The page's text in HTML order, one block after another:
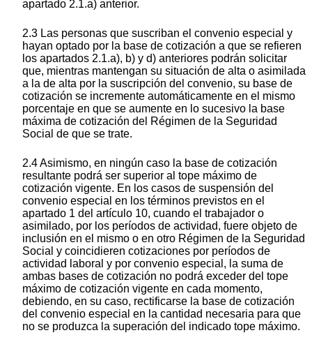
apartado 2.1.a) anterior.
2.3 Las personas que suscriban el convenio especial y
hayan optado por la base de cotización a que se refieren
los apartados 2.1.a), b) y d) anteriores podrán solicitar
que, mientras mantengan su situación de alta o asimilada
a la de alta por la suscripción del convenio, su base de
cotización se incremente automáticamente en el mismo
porcentaje en que se aumente en lo sucesivo la base
máxima de cotización del Régimen de la Seguridad
Social de que se trate.
2.4 Asimismo, en ningún caso la base de cotización
resultante podrá ser superior al tope máximo de
cotización vigente. En los casos de suspensión del
convenio especial en los términos previstos en el
apartado 1 del artículo 10, cuando el trabajador o
asimilado, por los períodos de actividad, fuere objeto de
inclusión en el mismo o en otro Régimen de la Seguridad
Social y coincidieren cotizaciones por períodos de
actividad laboral y por convenio especial, la suma de
ambas bases de cotización no podrá exceder del tope
máximo de cotización vigente en cada momento,
debiendo, en su caso, rectificarse la base de cotización
del convenio especial en la cantidad necesaria para que
no se produzca la superación del indicado tope máximo.